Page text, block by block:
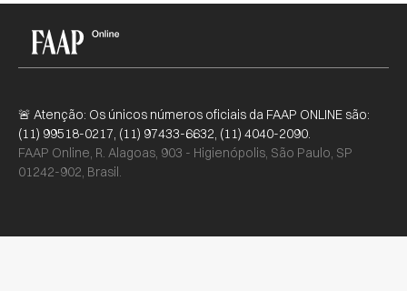
🚨 Atenção: Os únicos números oficiais da FAAP ONLINE são:
(11) 99518-0217, (11) 97433-6632, (11) 4040-2090.
FAAP Online, R. Alagoas, 903 - Higienópolis, São Paulo, SP
01242-902, Brasil.